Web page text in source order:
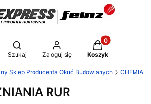
Otwórz wyszukiwarkę
Szukaj Zaloguj się
Produkty w
Koszyk
Sklep Producenta Okuć Budowlanych CHEMIA
RUR